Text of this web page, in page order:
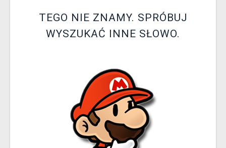
XZONE KLUBTEGO NIE ZNAMY. SPRÓBUJ
WYSZUKAĆ INNE SŁOWO.